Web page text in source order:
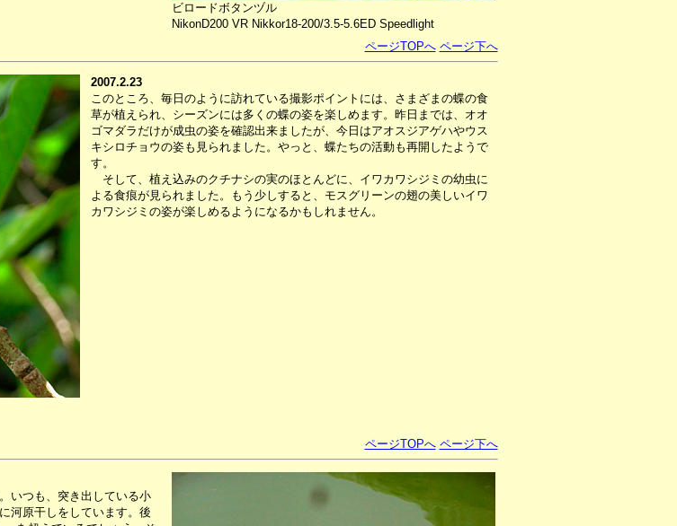
ビロードボタンヅル
NikonD200 VR Nikkor18-200/3.5-5.6ED Speedlight
ページTOPへ ページ下へ
2007.2.23
このところ、毎日のように訪れている撮影ポイントには、さまざまの蝶の食
草が植えられ、シーズンには多くの蝶の姿を楽しめます。昨日までは、オオ
ゴマダラだけが成虫の姿を確認出来ましたが、今日はアオスジアゲハやウス
キシロチョウの姿も見られました。やっと、蝶たちの活動も再開したようで
す。
そして、植え込みのクチナシの実のほとんどに、イワカワシジミの幼虫に
よる食痕が見られました。もう少しすると、モスグリーンの翅の美しいイワ
カワシジミの姿が楽しめるようになるかもしれません。
ページTOPへ ページ下へ
いつも、突き出している小
河原干しをしています。後